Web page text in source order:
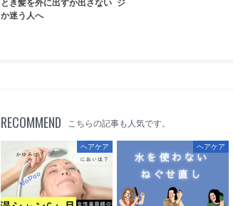
とき髪を外に出すか出さない
か迷う人へ
ジ
RECOMMEND こちらの記事も人気です。
ヘアケア ヘアケア